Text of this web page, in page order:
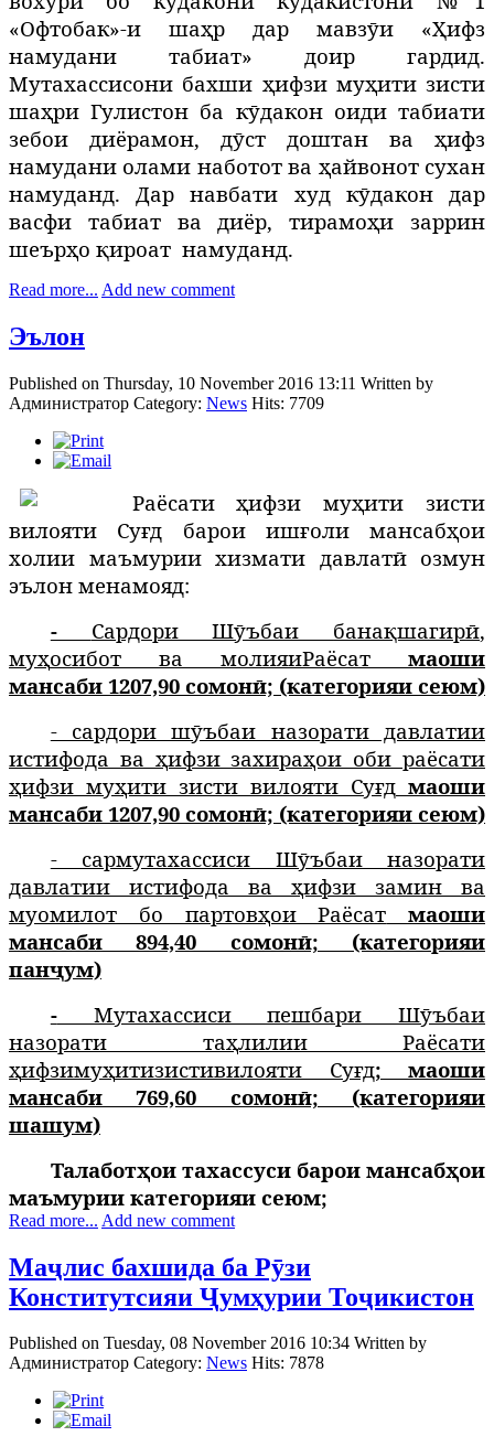
«Офтобак»-и шаҳр дар мавзӯи «Ҳифз
намудани табиат» доир гардид.
Мутахассисони бахши ҳифзи муҳити зисти
шаҳри Гулистон ба кӯдакон оиди табиати
зебои диёрамон, дӯст доштан ва ҳифз
намудани олами наботот ва ҳайвонот сухан
намуданд. Дар навбати худ кӯдакон дар
васфи табиат ва диёр, тирамоҳи заррин
шеърҳо қироат намуданд.
Read more... Add new comment
Эълон
Published on Thursday, 10 November 2016 13:11 Written by
Администратор Category: News Hits: 7709
Раёсати ҳифзи муҳити зисти
вилояти Суғд барои ишғоли мансабҳои
холии маъмурии хизмати давлатӣ озмун
эълон менамояд:
- Сардори Шӯъбаи банақшагирӣ,
муҳосибот ва молияиРаёсат маоши
мансаби 1207,90 сомонӣ; (категорияи сеюм)
- сардори шӯъбаи назорати давлатии
истифода ва ҳифзи захираҳои оби раёсати
ҳифзи муҳити зисти вилояти Суғд маоши
мансаби 1207,90 сомонӣ; (категорияи сеюм)
- сармутахассиси Шӯъбаи назорати
давлатии истифода ва ҳифзи замин ва
муомилот бо партовҳои Раёсат маоши
мансаби 894,40 сомонӣ; (категорияи
панҷум)
-Мутахассиси пешбари Шӯъбаи
назорати таҳлилии Раёсати
ҳифзимуҳитизистивилояти Суғд; маоши
мансаби 769,60 сомонӣ; (категорияи
шашум)
Талаботҳои тахассуси барои мансабҳои
маъмурии категорияи сеюм;
Read more... Add new comment
Маҷлис бахшида ба Рӯзи
Конститутсияи Ҷумҳурии Тоҷикистон
Published on Tuesday, 08 November 2016 10:34 Written by
Администратор Category: News Hits: 7878